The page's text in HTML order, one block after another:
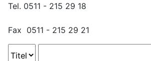
Tel. 0511 - 215 29 18
Fax 0511 - 215 29 21